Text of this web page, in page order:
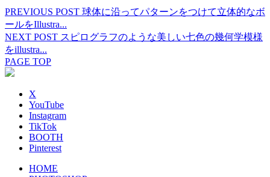
PREVIOUS POST 球体に沿ってパターンをつけて立体的なボ
ールをIllustra...
NEXT POST スピログラフのような美しい七色の幾何学模様
をillustra...
PAGE TOP
X
YouTube
Instagram
TikTok
BOOTH
Pinterest
HOME